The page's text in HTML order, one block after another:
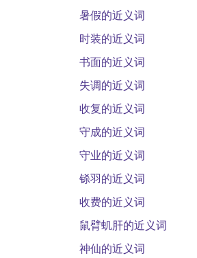
暑假的近义词
时装的近义词
书面的近义词
失调的近义词
收复的近义词
守成的近义词
守业的近义词
铩羽的近义词
收费的近义词
鼠臂虮肝的近义词
神仙的近义词